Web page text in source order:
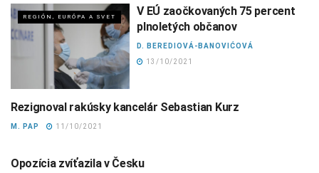
REGIÓN, EURÓPA A SVET
V EÚ zaočkovaných 75 percent
plnoletých občanov
D. BEREDIOVÁ-BANOVIĆOVÁ
13/10/2021
REGIÓN, EURÓPA A SVET
Rezignoval rakúsky kancelár Sebastian Kurz
M. PAP 11/10/2021
REGIÓN, EURÓPA A SVET
Opozícia zvíťazila v Česku